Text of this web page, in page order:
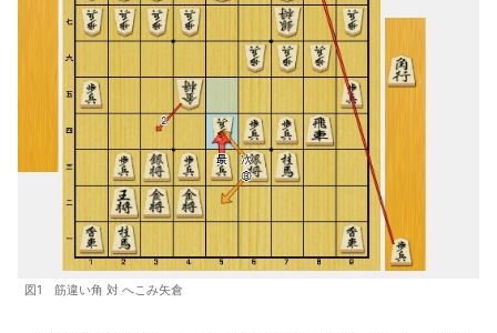
図1 筋違い角 対 へこみ矢倉